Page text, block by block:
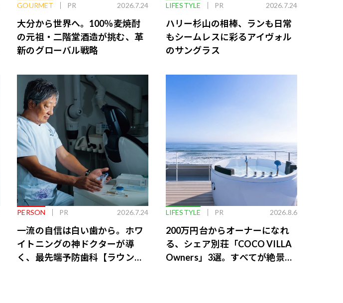
GOURMET PR 2026.7.24
大分から世界へ。100％麦焼酎
の元祖・二階堂酒造が挑む、革
新のグローバル戦略
LIFESTYLE PR 2026.7.24
ハリー杉山の相棒、ランも日常
もシームレスに彩るアイヴォル
のサングラス
PERSON PR 2026.7.24
一流の自信は白い歯から。ホワ
イトニングの神ドクターが導
く、最先端予防歯科【ラウンジ
LIFESTYLE PR 2026.8.6
200万円台からオーナーになれ
る、シェア別荘「COCO VILLA
Owners」3選。すべてが絶景、